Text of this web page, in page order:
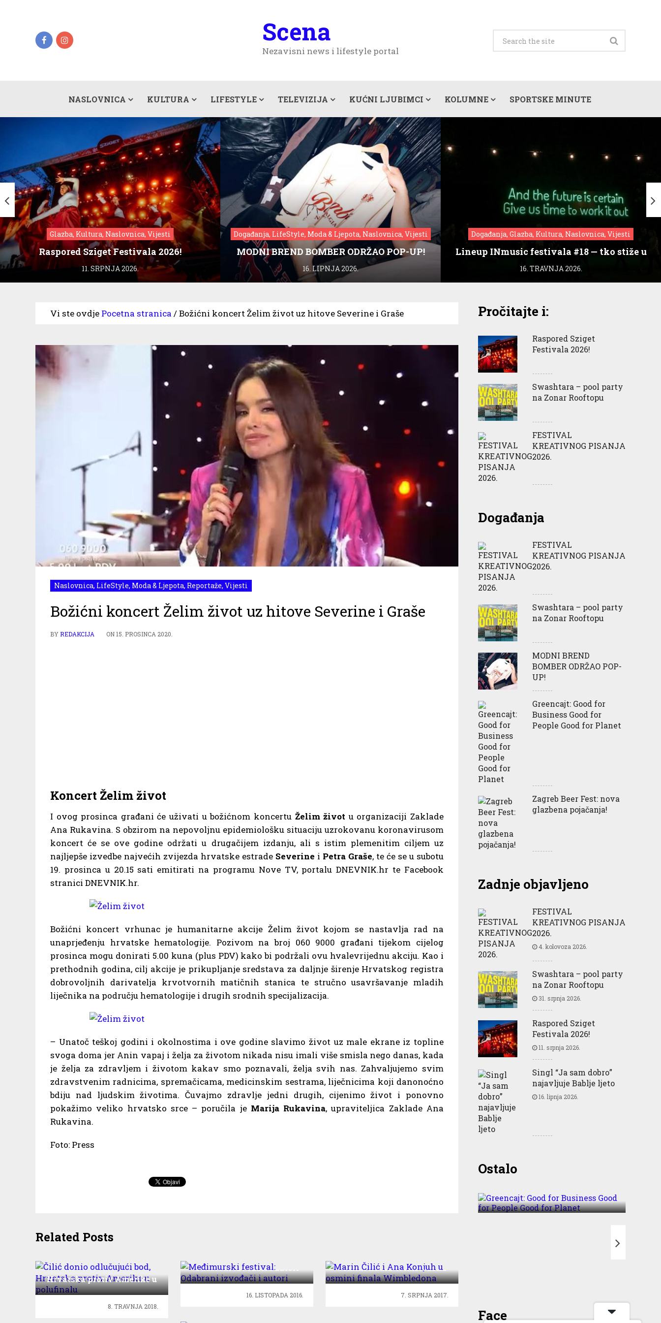
Scena
Nezavisni news i lifestyle portal
NASLOVNICA KULTURA LIFESTYLE TELEVIZIJA KUĆNI LJUBIMCI KOLUMNE SPORTSKE MINUTE
Glazba, Kultura, Naslovnica, Vijesti
Raspored Sziget Festivala 2026!
11. SRPNJA 2026.
Događanja, LifeStyle, Moda & Ljepota, Naslovnica, Vijesti
MODNI BREND BOMBER ODRŽAO POP-UP!
16. LIPNJA 2026.
Događanja, Glazba, Kultura, Naslovnica, Vijesti
Lineup INmusic festivala #18 — tko stiže u
Zagreb?
16. TRAVNJA 2026.
Vi ste ovdje Pocetna stranica /Božićni koncert Želim život uz hitove Severine i Graše
Naslovnica, LifeStyle, Moda & Ljepota, Reportaže, Vijesti
Božićni koncert Želim život uz hitove Severine i Graše
BYREDAKCIJA ON15. PROSINCA 2020.
Koncert Želim život
I ovog prosinca građani će uživati u božićnom koncertu Želim život u organizaciji Zaklade
Ana Rukavina. S obzirom na nepovoljnu epidemiološku situaciju uzrokovanu koronavirusom
koncert će se ove godine održati u drugačijem izdanju, ali s istim plemenitim ciljem uz
najljepše izvedbe najvećih zvijezda hrvatske estrade Severine i Petra Graše, te će se u subotu
19. prosinca u 20.15 sati emitirati na programu Nove TV, portalu DNEVNIK.hr te Facebook
stranici DNEVNIK.hr.
Božićni koncert vrhunac je humanitarne akcije Želim život kojom se nastavlja rad na
unaprjeđenju hrvatske hematologije. Pozivom na broj 060 9000 građani tijekom cijelog
prosinca mogu donirati 5.00 kuna (plus PDV) kako bi podržali ovu hvalevrijednu akciju. Kao i
prethodnih godina, cilj akcije je prikupljanje sredstava za daljnje širenje Hrvatskog registra
dobrovoljnih darivatelja krvotvornih matičnih stanica te stručno usavršavanje mladih
liječnika na području hematologije i drugih srodnih specijalizacija.
– Unatoč teškoj godini i okolnostima i ove godine slavimo život uz male ekrane iz topline
svoga doma jer Anin vapaj i želja za životom nikada nisu imali više smisla nego danas, kada
je želja za zdravljem i životom kakav smo poznavali, želja svih nas. Zahvaljujemo svim
zdravstvenim radnicima, spremačicama, medicinskim sestrama, liječnicima koji danonoćno
bdiju nad ljudskim životima. Čuvajmo zdravlje jedni drugih, cijenimo život i ponovno
pokažimo veliko hrvatsko srce – poručila je Marija Rukavina, upraviteljica Zaklade Ana
Rukavina.
Foto: Press
Related Posts
Čilić donio odlučujući bod,
Hrvatska protiv Amerike u
polufinalu
8. TRAVNJA 2018.
Odabrani izvođači i autori
16. LISTOPADA 2016.
osmini finala Wimbledona
7. SRPNJA 2017.
Pročitajte i:
Raspored Sziget
Festivala 2026!
Swashtara – pool party
na Zonar Rooftopu
FESTIVAL
KREATIVNOG PISANJA
2026.
Događanja
FESTIVAL
KREATIVNOG PISANJA
2026.
Swashtara – pool party
na Zonar Rooftopu
MODNI BREND
BOMBER ODRŽAO POP-
UP!
Greencajt: Good for
Business Good for
People Good for Planet
Zagreb Beer Fest: nova
glazbena pojačanja!
Zadnje objavljeno
FESTIVAL
KREATIVNOG PISANJA
2026.
4. kolovoza 2026.
Swashtara – pool party
na Zonar Rooftopu
31. srpnja 2026.
Raspored Sziget
Festivala 2026!
11. srpnja 2026.
Singl “Ja sam dobro”
najavljuje Bablje ljeto
16. lipnja 2026.
OstaloGreencajt: Good for
Business Good for People
Face